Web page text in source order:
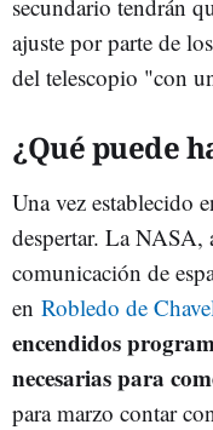
secundario tendrán
ajuste por parte de
del telescopio "con
¿Qué puede
Una vez establecido
despertar. La NASA,
comunicación de
en Robledo de
encendidos
necesarias para
para marzo contar